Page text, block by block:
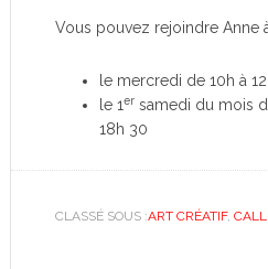
Vous pouvez rejoindre Anne
le mercredi de 10h à
le 1ersamedi du mois
18h 30
CLASSÉ SOUS :ART CRÉATIF,